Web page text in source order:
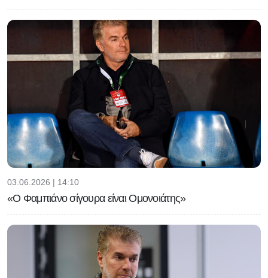
03.06.2026 | 14:10
«Ο Φαμπιάνο σίγουρα είναι Ομονοιάτης»